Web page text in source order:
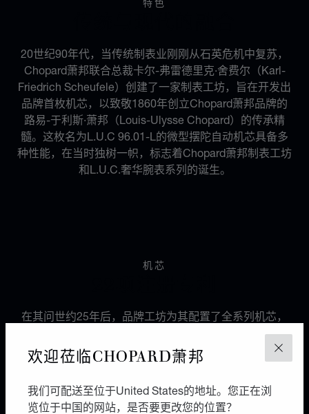
关闭
欢迎莅临CHOPARD萧邦
我们可配送至位于United States的地址。您正在浏
览位于中国的网站，是否要更改您的位置？
特色
20世纪90年代，当传统制表业刚刚从石英危机中复苏，
Chopard萧邦联合总裁卡尔-弗雷德里克·舍费尔（Karl-
Friedrich Scheufele）创建了一家制表工坊，旨在开发出
品牌首枚机芯，以致敬1860年创立Chopard萧邦品牌的
路易-于利斯·萧邦（Louis-Ulysse Chopard）的传承精
髓。这枚名为L.U.C 96.01-L的微型摆陀自动机芯具备多
种性能，在当时独树一帜，标志着Chopard萧邦制表工坊
和L.U.C.奢华腕表系列的诞生。
机芯
在其问世约25年后，品牌工坊为其配置了全系列机芯，
几乎涵盖所有现有钟表的复杂功能。22项注册专利体现
了品牌对创新和改进的不懈追求。
Discover Chopard L.U.C flying tourbillon watch: 50-